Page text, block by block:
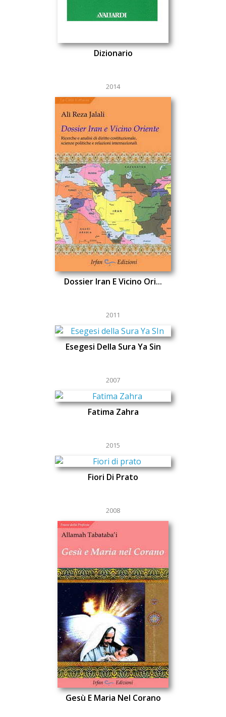
Dizionario
2014
Dossier Iran E Vicino Ori...
2011
Esegesi Della Sura Ya Sin
2007
Fatima Zahra
2015
Fiori Di Prato
2008
Gesù E Maria Nel Corano